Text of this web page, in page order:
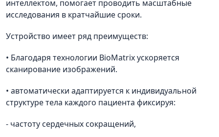
интеллектом, помогает проводить масштабные
исследования в кратчайшие сроки.
Устройство имеет ряд преимуществ:
• Благодаря технологии BioMatrix ускоряется
сканирование изображений.
• автоматически адаптируется к индивидуальной
структуре тела каждого пациента фиксируя:
- частоту сердечных сокращений,